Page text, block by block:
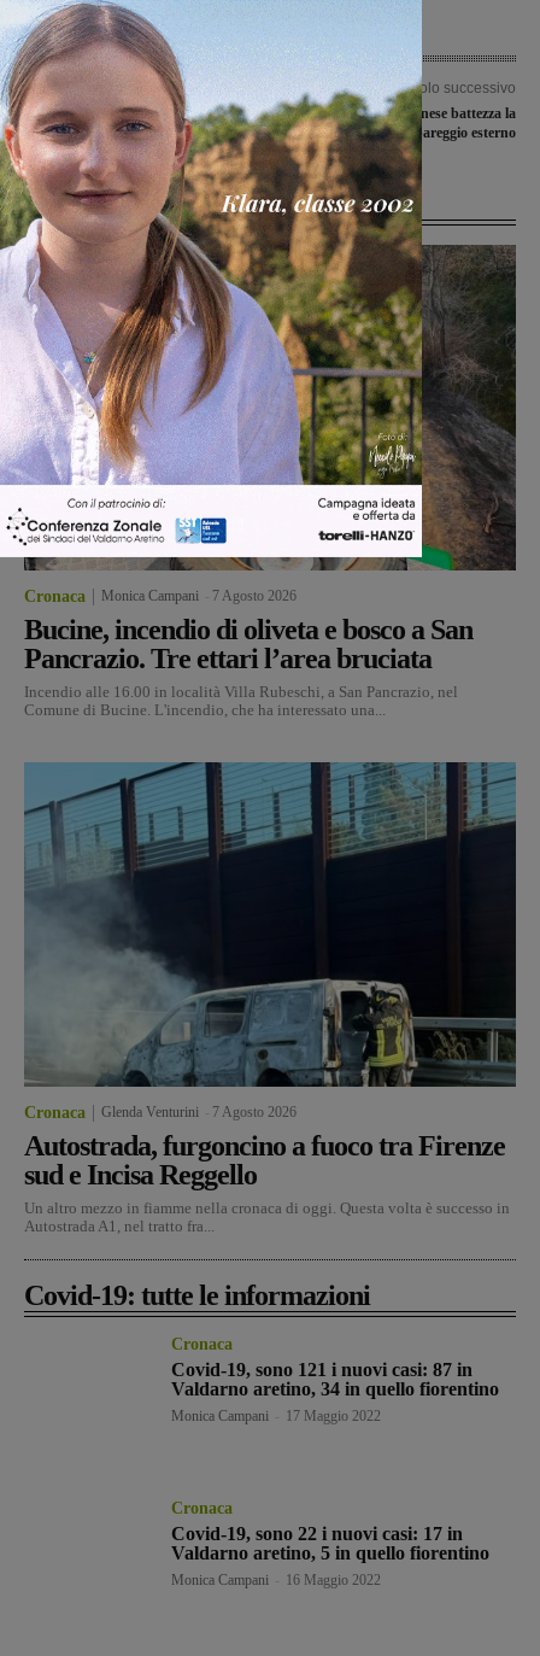
Articolo precedente
Cavriglia: torna il mercato in Piazza
Berlinguer
Articolo successivo
La Futsal Sangiovannese battezza la
stagione con un pareggio esterno
Ultime Notizie
Cronaca Monica Campani 7 Agosto 2026
Bucine, incendio di oliveta e bosco a San
Pancrazio. Tre ettari l’area bruciata
Incendio alle 16.00 in località Villa Rubeschi, a San Pancrazio, nel
Comune di Bucine. L'incendio, che ha interessato una...
Cronaca Glenda Venturini 7 Agosto 2026
Autostrada, furgoncino a fuoco tra Firenze
sud e Incisa Reggello
Un altro mezzo in fiamme nella cronaca di oggi. Questa volta è successo in
Autostrada A1, nel tratto fra...
Covid-19: tutte le informazioni
Cronaca
Covid-19, sono 121 i nuovi casi: 87 in
Valdarno aretino, 34 in quello fiorentino
Monica Campani 17 Maggio 2022
Cronaca
Covid-19, sono 22 i nuovi casi: 17 in
Valdarno aretino, 5 in quello fiorentino
Monica Campani 16 Maggio 2022